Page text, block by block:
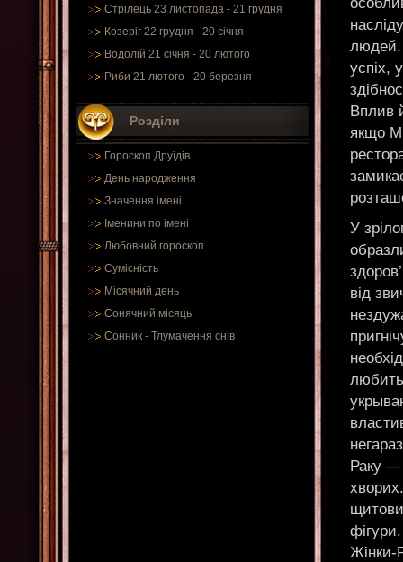
Стрілець 23 листопада - 21 грудня
Козеріг 22 грудня - 20 січня
Водолій 21 січня - 20 лютого
Риби 21 лютого - 20 березня
Розділи
Гороскоп Друїдів
День народження
Значення імені
Іменини по імені
Любовний гороскоп
Сумісність
Місячний день
Сонячний місяць
Сонник - Тлумачення снів
людей.
успіх,
Вплив
якщо
У
від
Раку —
Жінки-